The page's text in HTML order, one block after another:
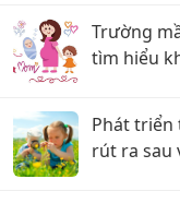
Trường
tìm hiểu
Phát triển
rút ra sau